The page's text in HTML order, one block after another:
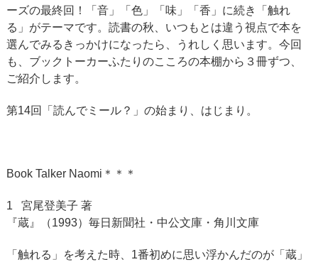
ーズの最終回！「音」「色」「味」「香」に続き「触れ
る」がテーマです。読書の秋、いつもとは違う視点で本を
選んでみるきっかけになったら、うれしく思います。今回
も、ブックトーカーふたりのこころの本棚から３冊ずつ、
ご紹介します。
第14回「読んでミール？」の始まり、はじまり。
Book Talker Naomi＊＊＊
1 宮尾登美子 著
『蔵』（1993）毎日新聞社・中公文庫・角川文庫
「触れる」を考えた時、1番初めに思い浮かんだのが「蔵」